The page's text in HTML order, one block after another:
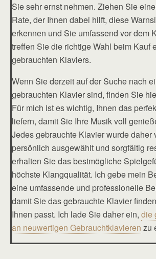
Sie sehr ernst nehmen. Ziehen Sie
Rate, der Ihnen dabei hilft, diese
erkennen und Sie umfassend vor dem
treffen Sie die richtige Wahl beim Kauf
gebrauchten Klaviers.
Wenn Sie derzeit auf der Suche nach
gebrauchten Klavier sind, finden Sie
Für mich ist es wichtig, Ihnen das
liefern, damit Sie Ihre Musik voll
Jedes gebrauchte Klavier wurde daher
persönlich ausgewählt und sorgfältig
erhalten Sie das bestmögliche
höchste Klangqualität. Ich gebe mein
eine umfassende und professionelle
damit Sie das gebrauchte Klavier
Ihnen passt. Ich lade Sie daher ein, die
an neuwertigen Gebrauchtklavieren zu